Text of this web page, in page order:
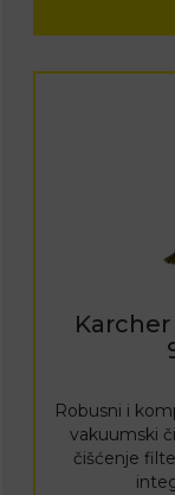
Robusni i
vakuumski
čišćenje